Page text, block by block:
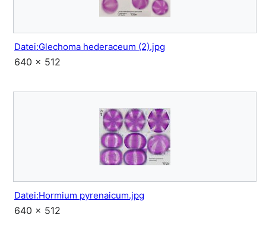
Datei:Glechoma hederaceum (2).jpg
640 × 512
Datei:Hormium pyrenaicum.jpg
640 × 512